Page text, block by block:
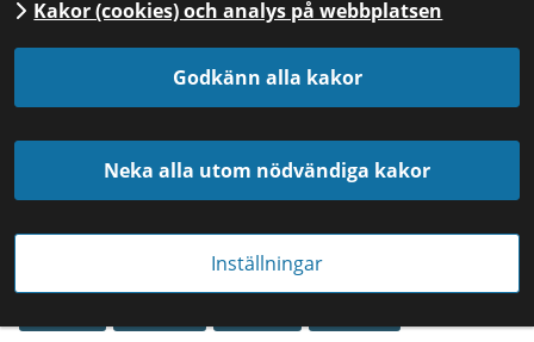
Kakor (cookies) och analys på webbplatsen
Godkänn alla kakor
Neka alla utom nödvändiga kakor
Inställningar
Startsida Aktuellt Säsongsnytt
Foto: Mårten Svensson
Region
Region
Region
Region
28 mars